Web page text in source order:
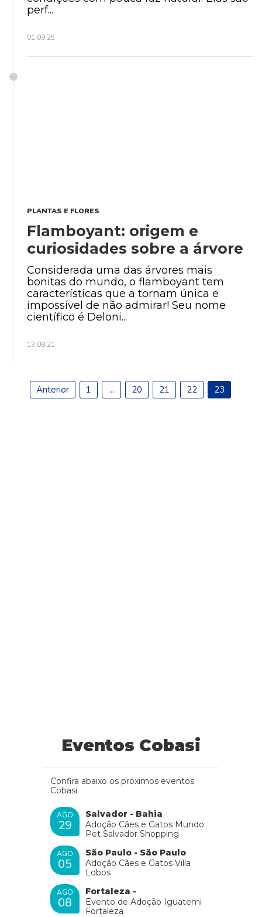
perf...
01.09.25
PLANTAS E FLORES
Flamboyant: origem e
curiosidades sobre a árvore
Considerada uma das árvores mais
bonitas do mundo, o flamboyant tem
características que a tornam única e
impossível de não admirar! Seu nome
científico é Deloni...
13.08.21
Anterior 1 … 20 21 22 23
Eventos Cobasi
Confira abaixo os próximos eventos
Cobasi
AGO
29
Salvador - Bahia
Adoção Cães e Gatos Mundo
Pet Salvador Shopping
AGO
05
São Paulo - São Paulo
Adoção Cães e Gatos Villa
Lobos
AGO
08
Fortaleza -
Evento de Adoção Iguatemi
Fortaleza